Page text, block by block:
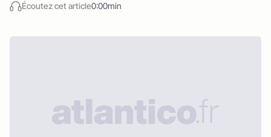
Écoutez cet article0:00min